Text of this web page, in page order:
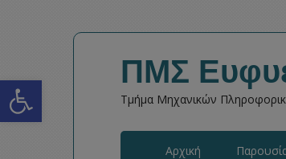
Open toolbar ΠΜΣ
Τμήμα Μηχανικών
Αρχική